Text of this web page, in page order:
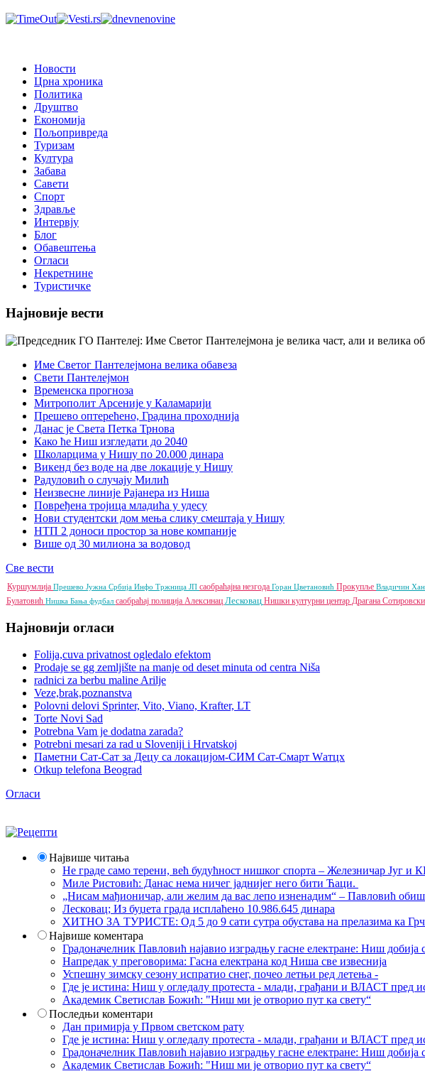
Новости
Црна хроника
Политика
Друштво
Економија
Пољопривреда
Туризам
Култура
Забава
Савети
Спорт
Здравље
Интервју
Блог
Обавештења
Огласи
Некретнине
Туристичке
Најновије вести
Име Светог Пантелејмона велика обавеза
Свети Пантелејмон
Временска прогноза
Митрополит Арсеније у Каламарији
Прешево оптерећено, Градина проходнија
Данас је Света Петка Трнова
Како ће Ниш изгледати до 2040
Школарцима у Нишу по 20.000 динара
Викенд без воде на две локације у Нишу
Радуловић о случају Милић
Неизвесне линије Рајанера из Ниша
Повређена тројица младића у удесу
Нови студентски дом мења слику смештаја у Нишу
НТП 2 доноси простор за нове компаније
Више од 30 милиона за водовод
Све вести
Куршумлија Прешево Јужна Србија Инфо Тржница ЈП саобраћајна незгода Горан Цветановић Прокупље Владичин Хан
Булатовић Нишка Бања фудбал саобраћај полиција Алексинац Лесковац Нишки културни центар Драгана Сотировски
Најновији огласи
Folija,cuva privatnost ogledalo efektom
Prodaje se gg zemljište na manje od deset minuta od centra Niša
radnici za berbu maline Arilje
Veze,brak,poznanstva
Polovni delovi Sprinter, Vito, Viano, Krafter, LT
Torte Novi Sad
Potrebna Vam je dodatna zarada?
Potrebni mesari za rad u Sloveniji i Hrvatskoj
Паметни Сат-Сат за Децу са локацијом-СИМ Сат-Смарт Wатцх
Otkup telefona Beograd
Огласи
Највише читања
Не граде само терени, већ будућност нишког спорта – Железничар Југ и
Миле Ристовић: Данас нема ничег јаднијег него бити Ћаци.
„Нисам мађионичар, али желим да вас лепо изненадим“ – Павловић
Лесковац; Из буџета града исплаћено 10.986.645 динара
ХИТНО ЗА ТУРИСТЕ: Од 5 до 9 сати сутра обустава на прелазима ка
Највише коментара
Градоначелник Павловић најавио изградњу гасне електране: Ниш добија
Напредак у преговорима: Гасна електрана код Ниша све извеснија
Успешну зимску сезону испратио снег, почео летњи ред летења -
Где је истина: Ниш у огледалу протеста - млади, грађани и ВЛАСТ пред
Академик Светислав Божић: "Ниш ми је отворио пут ка свету“
Последњи коментари
Дан примирја у Првом светском рату
Где је истина: Ниш у огледалу протеста - млади, грађани и ВЛАСТ пред
Градоначелник Павловић најавио изградњу гасне електране: Ниш добија
Академик Светислав Божић: "Ниш ми је отворио пут ка свету“